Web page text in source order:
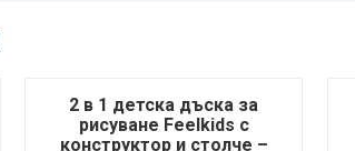
2 в 1 детска дъска за
рисуване Feelkids с
конструктор и столче –